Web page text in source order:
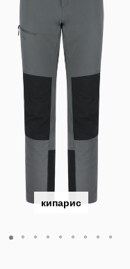
кипарис